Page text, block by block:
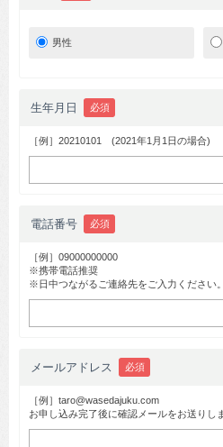
男性
生年月日 必須
［例］20210101 (2021年1月1日の場合)
電話番号 必須
［例］09000000000
※携帯電話推奨
※日中つながるご連絡先をご入力ください。
メールアドレス 必須
［例］taro@wasedajuku.com
お申し込み完了後に確認メールをお送りし